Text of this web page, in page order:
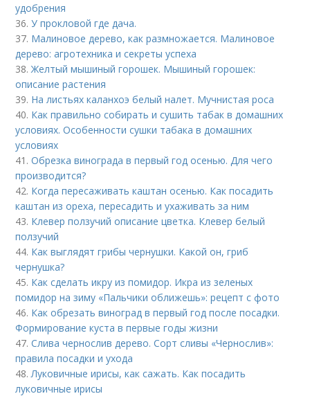
удобрения
36.У прокловой где дача.
37. Малиновое дерево, как размножается. Малиновое
дерево: агротехника и секреты успеха
38.Желтый мышиный горошек. Мышиный горошек:
описание растения
39. На листьях каланхоэ белый налет. Мучнистая роса
40. Как правильно собирать и сушить табак в домашних
условиях. Особенности сушки табака в домашних
условиях
41.Обрезка винограда в первый год осенью. Для чего
производится?
42. Когда пересаживать каштан осенью. Как посадить
каштан из ореха, пересадить и ухаживать за ним
43. Клевер ползучий описание цветка. Клевер белый
ползучий
44. Как выглядят грибы чернушки. Какой он, гриб
чернушка?
45. Как сделать икру из помидор. Икра из зеленых
помидор на зиму «Пальчики оближешь»: рецепт с фото
46. Как обрезать виноград в первый год после посадки.
Формирование куста в первые годы жизни
47.Слива чернослив дерево. Сорт сливы «Чернослив»:
правила посадки и ухода
48.Луковичные ирисы, как сажать. Как посадить
луковичные ирисы